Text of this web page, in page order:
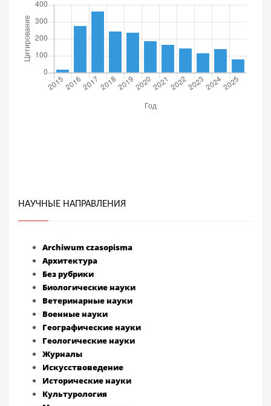
НАУЧНЫЕ НАПРАВЛЕНИЯ
Archiwum czasopisma
Архитектура
Без рубрики
Биологические науки
Ветеринарные науки
Военные науки
Географические науки
Геологические науки
Журналы
Искусствоведение
Исторические науки
Культурология